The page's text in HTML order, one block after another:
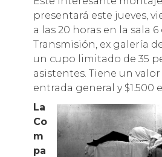
presentará este jueves,
a las 20 horas en la sala
Transmisión, ex galería
un cupo limitado de 35
asistentes. Tiene un valor
entrada general y $1.500
La
Co
m
pa